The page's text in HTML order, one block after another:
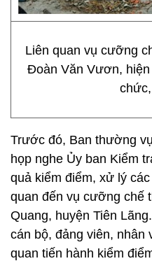
Liên quan vụ cưỡng
Đoàn Văn Vươn,
Trước đó, Ban thường
họp nghe Ủy ban Kiểm
quả kiểm điểm, xử lý
quan đến vụ cưỡng chế
Quang, huyện Tiên
cán bộ, đảng viên, nhân
quan tiến hành kiểm